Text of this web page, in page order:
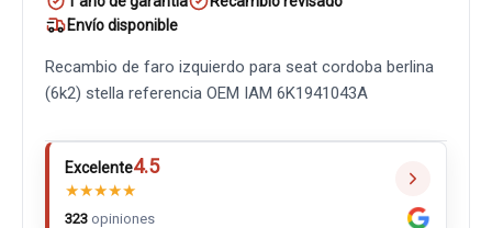
Envío disponible
Recambio de faro izquierdo para seat cordoba berlina
(6k2) stella referencia OEM IAM 6K1941043A
Excelente4.5
★★★★★
323 opiniones